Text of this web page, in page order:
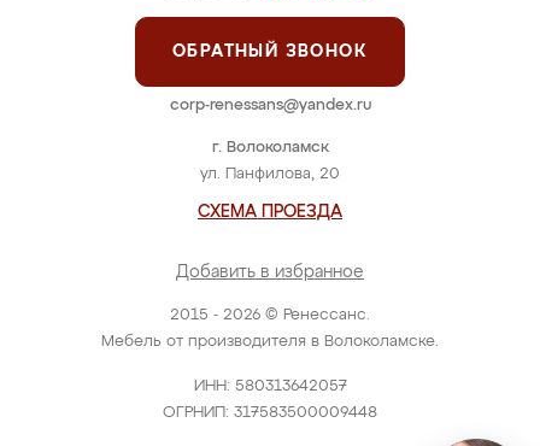
2015 - 2026 © Ренессанс.
Мебель от производителя в Волоколамске.
ИНН: 580313642057
ОГРНИП: 317583500009448
г. Волоколамск
ул. Панфилова, 20
СХЕМА ПРОЕЗДА
Добавить в избранное
ОБРАТНЫЙ ЗВОНОК
corp-renessans@yandex.ru